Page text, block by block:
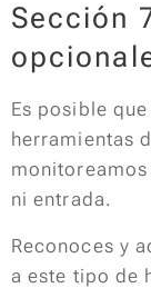
Sección
Es posible
herramientas
ni entrada.
Reconoces y
a este tipo de